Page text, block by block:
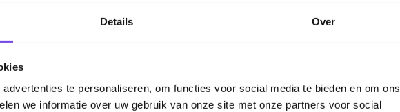
Details Over
te personaliseren, om functies voor social media te bieden en om ons
we informatie over uw gebruik van onze site met onze partners voor social
Bullet Monolith 90% -
Dartpijlen
Bullet Poison 90% -
Dartpijlen